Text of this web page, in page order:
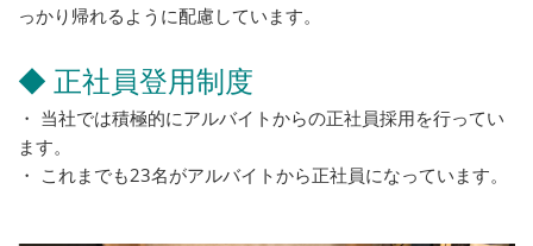
っかり帰れるように配慮しています。
◆ 正社員登用制度
・ 当社では積極的にアルバイトからの正社員採用を行ってい
ます。
・ これまでも23名がアルバイトから正社員になっています。